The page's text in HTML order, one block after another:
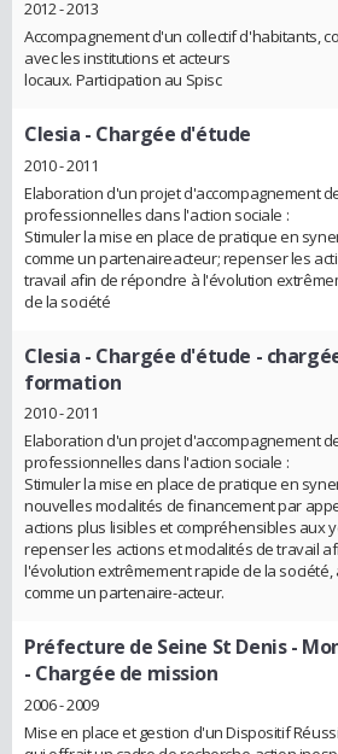
2012 - 2013
Accompagnement d'un collectif d'habitants,
avec les institutions et acteurs
locaux. Participation au Spisc
Clesia - Chargée d'étude
2010 - 2011
Elaboration d'un projet d'accompagnement
professionnelles dans l'action sociale :
Stimuler la mise en place de pratique en
comme un partenaireacteur; repenser les
travail afin de répondre à l'évolution
de la société
Clesia - Chargée d'étude -
formation
2010 - 2011
Elaboration d'un projet d'accompagnement
professionnelles dans l'action sociale :
Stimuler la mise en place de pratique en
nouvelles modalités de financement par
actions plus lisibles et compréhensibles aux
repenser les actions et modalités de travail
l'évolution extrêmement rapide de la
comme un partenaire-acteur.
Préfecture de Seine St Denis -
- Chargée de mission
2006 - 2009
Mise en place et gestion d'un Dispositif